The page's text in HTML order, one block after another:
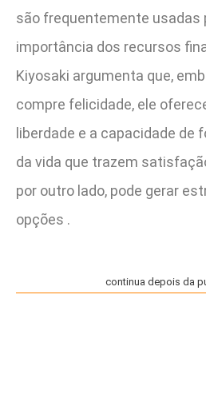
são frequentemente usadas
importância dos recursos
Kiyosaki argumenta que,
compre felicidade, ele
liberdade e a capacidade de
da vida que trazem
por outro lado, pode gerar
opções .
continua depois da